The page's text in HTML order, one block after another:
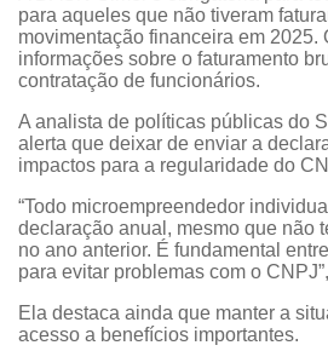
para aqueles que não tiveram
movimentação financeira em 2025.
informações sobre o faturamento
contratação de funcionários.
A analista de políticas públicas do
alerta que deixar de enviar a
impactos para a regularidade do
“Todo microempreendedor
declaração anual, mesmo que não
no ano anterior. É fundamental
para evitar problemas com o
Ela destaca ainda que manter a
acesso a benefícios importantes.